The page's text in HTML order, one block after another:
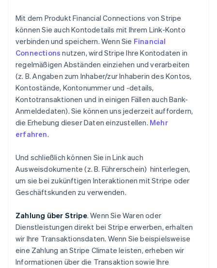
Mit dem Produkt Financial Connections von Stripe
können Sie auch Kontodetails mit Ihrem Link-Konto
verbinden und speichern. Wenn Sie Financial
Connections nutzen, wird Stripe Ihre Kontodaten in
regelmäßigen Abständen einziehen und verarbeiten
(z. B. Angaben zum Inhaber/zur Inhaberin des Kontos,
Kontostände, Kontonummer und -details,
Kontotransaktionen und in einigen Fällen auch Bank-
Anmeldedaten). Sie können uns jederzeit auffordern,
die Erhebung dieser Daten einzustellen. Mehr
erfahren.
Und schließlich können Sie in Link auch
Ausweisdokumente (z. B. Führerschein) hinterlegen,
um sie bei zukünftigen Interaktionen mit Stripe oder
Geschäftskunden zu verwenden.
Zahlung über Stripe. Wenn Sie Waren oder
Dienstleistungen direkt bei Stripe erwerben, erhalten
wir Ihre Transaktionsdaten. Wenn Sie beispielsweise
eine Zahlung an Stripe Climate leisten, erheben wir
Informationen über die Transaktion sowie Ihre